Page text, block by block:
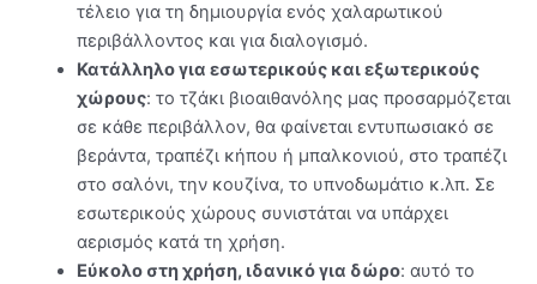
τέλειο για τη δημιουργία ενός χαλαρωτικού
περιβάλλοντος και για διαλογισμό.
Κατάλληλο για εσωτερικούς και εξωτερικούς
χώρους: το τζάκι βιοαιθανόλης μας προσαρμόζεται
σε κάθε περιβάλλον, θα φαίνεται εντυπωσιακό σε
βεράντα, τραπέζι κήπου ή μπαλκονιού, στο τραπέζι
στο σαλόνι, την κουζίνα, το υπνοδωμάτιο κ.λπ. Σε
εσωτερικούς χώρους συνιστάται να υπάρχει
αερισμός κατά τη χρήση.
Εύκολο στη χρήση, ιδανικό για δώρο: αυτό το